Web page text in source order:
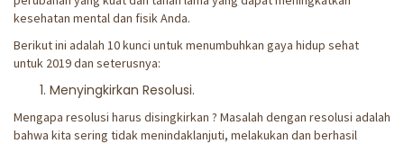
kesehatan mental dan fisik Anda.
Berikut ini adalah 10 kunci untuk menumbuhkan gaya hidup sehat
untuk 2019 dan seterusnya:
Menyingkirkan Resolusi.
Mengapa resolusi harus disingkirkan ? Masalah dengan resolusi adalah
bahwa kita sering tidak menindaklanjuti, melakukan dan berhasil